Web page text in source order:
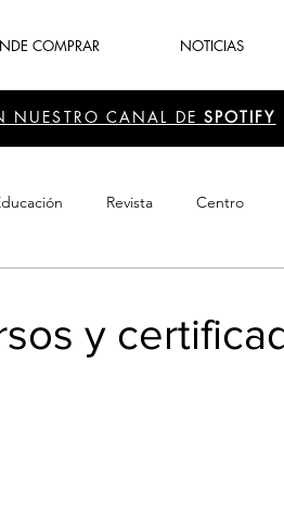
COMPRAR NOTICIAS
NUESTRO CANAL DE SPOTIFY
Revista Centro
y